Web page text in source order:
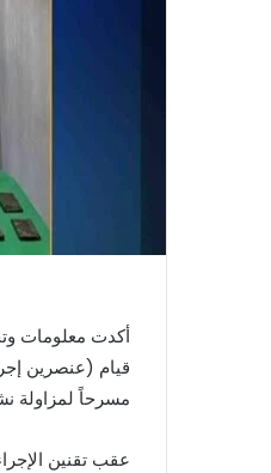
أكدت معلومات
قيام (عنصرين
مسرحاً لمزاولة